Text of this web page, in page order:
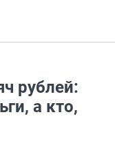
рублей:
а кто,